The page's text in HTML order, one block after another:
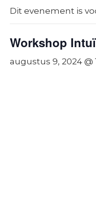
Dit evenement is
Workshop
augustus 9, 2024 @